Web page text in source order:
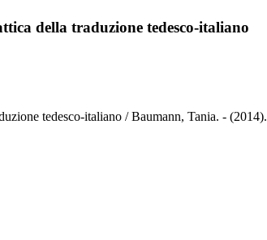
della traduzione tedesco-italiano
tedesco-italiano / Baumann, Tania. - (2014).